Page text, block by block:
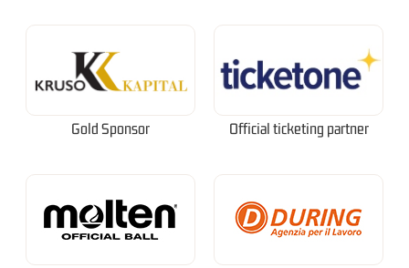
Gold Sponsor Official ticketing partner